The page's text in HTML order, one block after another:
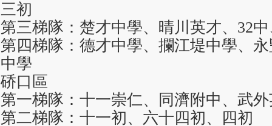
三初
第三梯隊：楚才中學、晴川英才、32
第四梯隊：德才中學、攔江堤中學、
中學
硚口區
第一梯隊：十一崇仁、同濟附中、武
第二梯隊：十一初、六十四初、四初